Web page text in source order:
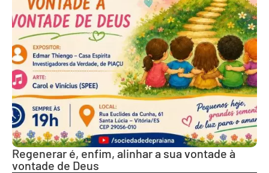
Regenerar é, enfim, alinhar a sua vontade à
vontade de Deus